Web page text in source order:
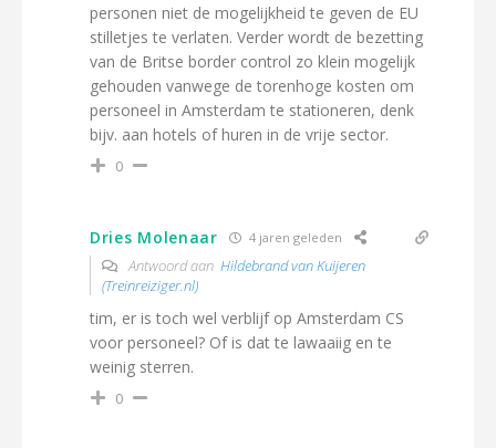
personen niet de mogelijkheid te geven de EU
stilletjes te verlaten. Verder wordt de bezetting
van de Britse border control zo klein mogelijk
gehouden vanwege de torenhoge kosten om
personeel in Amsterdam te stationeren, denk
bijv. aan hotels of huren in de vrije sector.
0
Dries Molenaar 4 jaren geleden
Antwoord aan Hildebrand van Kuijeren
(Treinreiziger.nl)
tim, er is toch wel verblijf op Amsterdam CS
voor personeel? Of is dat te lawaaiig en te
weinig sterren.
0